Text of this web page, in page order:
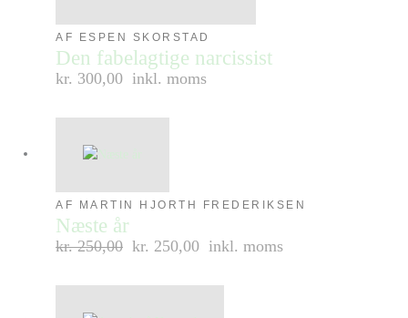
AF ESPEN SKORSTAD
Den fabelagtige narcissist
kr. 300,00 inkl. moms
AF MARTIN HJORTH FREDERIKSEN
Næste år
kr.250,00 kr. 250,00 inkl. moms